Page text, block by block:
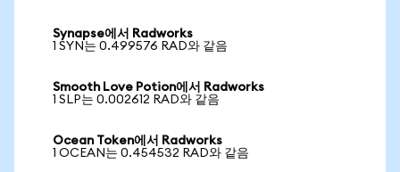
Synapse에서 Radworks
1 SYN는 0.499576 RAD와 같음
Smooth Love Potion에서 Radworks
1 SLP는 0.002612 RAD와 같음
Ocean Token에서 Radworks
1 OCEAN는 0.454532 RAD와 같음